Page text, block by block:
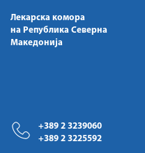
Лекарска комора
на Република Северна
Македонија
+389 2 3239060
+389 2 3225592